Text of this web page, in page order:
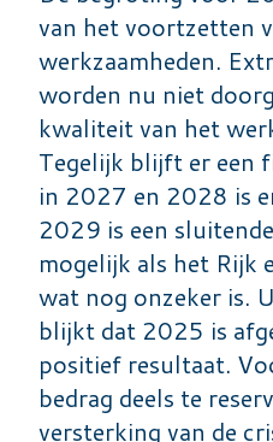
van het voortzetten
werkzaamheden.
worden nu niet
kwaliteit van het
Tegelijk blijft er een
in 2027 en 2028 is
2029 is een
mogelijk als het Rijk
wat nog onzeker is.
blijkt dat 2025 is
positief resultaat.
bedrag deels te
versterking van de